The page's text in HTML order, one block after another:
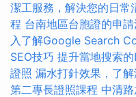
潔工服務，解決您的日常
程 台南地區台胞證的申
入了解Google Search
SEO技巧 提升當地搜索
證照 漏水打針效果，了
第二專長證照課程 中清